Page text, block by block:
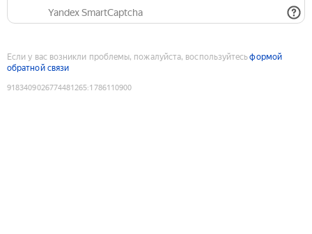
Yandex SmartCaptcha
Если у вас возникли проблемы, пожалуйста, воспользуйтесьформой
обратной связи
9183409026774481265:1786110900